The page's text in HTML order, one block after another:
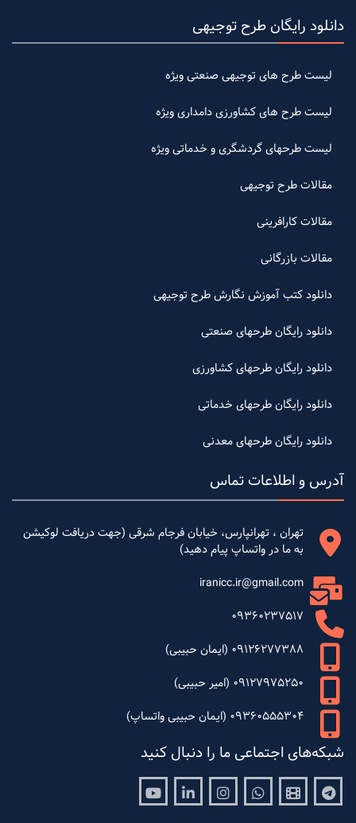
دانلود رایگان طرح توجیهی
لیست طرح های توجیهی صنعتی ویژه
لیست طرح های کشاورزی دامداری ویژه
لیست طرحهای گردشگری و خدماتی ویژه
مقالات طرح توجیهی
مقالات کارافرینی
مقالات بازرگانی
دانلود کتب آموزش نگارش طرح توجیهی
دانلود رایگان طرحهای صنعتی
دانلود رایگان طرحهای کشاورزی
دانلود رایگان طرحهای خدماتی
دانلود رایگان طرحهای معدنی
آدرس و اطلاعات تماس
تهران ، تهرانپارس، خیابان فرجام شرقی (جهت دریافت لوکیشن
به ما در واتساپ پیام دهید)
iranicc.ir@gmail.com
09360237517
09126277388 (ایمان حبیبی)
09127975250 (امیر حبیبی)
09360555304 (ایمان حبیبی واتساپ)
شبکه‌های اجتماعی ما را دنبال کنید
Telegram
Aparat
Whatsapp
Instagram
Linkedin
Youtube